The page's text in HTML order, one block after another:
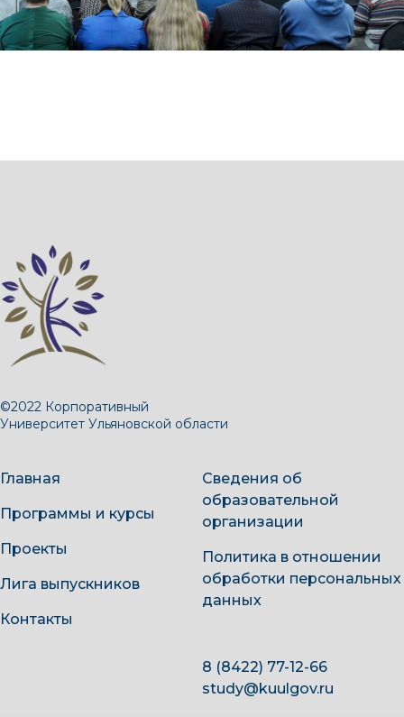
©2022 Корпоративный
Университет Ульяновской области
Главная
Программы и курсы
Проекты
Лига выпускников
Контакты
Сведения об
образовательной
организации
Политика в отношении
обработки персональных
данных
8 (8422) 77-12-66
study@kuulgov.ru